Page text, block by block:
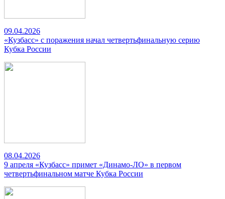
09.04.2026
«Кузбасс» с поражения начал четвертьфинальную серию
Кубка России
08.04.2026
9 апреля «Кузбасс» примет «Динамо-ЛО» в первом
четвертьфинальном матче Кубка России